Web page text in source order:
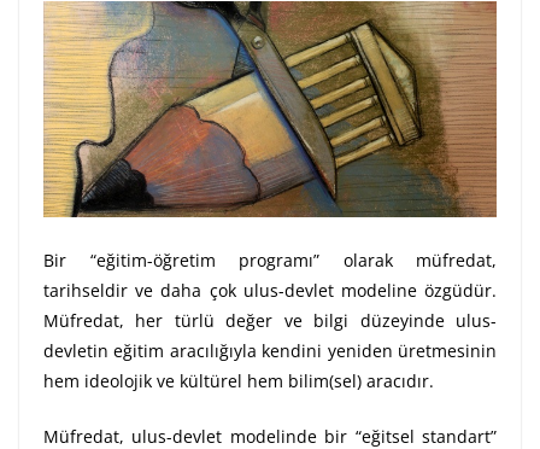
Bir “eğitim-öğretim programı” olarak müfredat,
tarihseldir ve daha çok ulus-devlet modeline özgüdür.
Müfredat, her türlü değer ve bilgi düzeyinde ulus-
devletin eğitim aracılığıyla kendini yeniden üretmesinin
hem ideolojik ve kültürel hem bilim(sel) aracıdır.
Müfredat, ulus-devlet modelinde bir “eğitsel standart”